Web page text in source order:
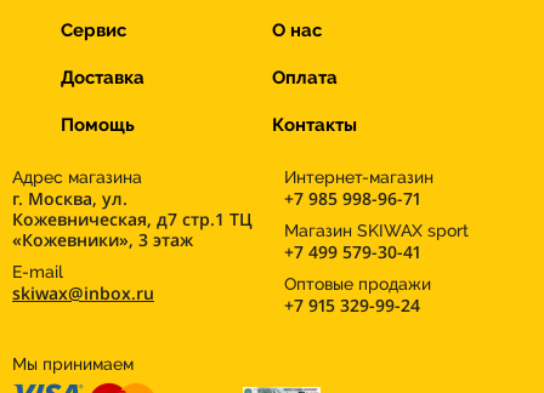
Сервис О нас
Доставка Оплата
Помощь Контакты
Адрес магазина
г. Москва, ул.
Кожевническая, д7 стр.1 ТЦ
«Кожевники», 3 этаж
E-mail
skiwax@inbox.ru
Интернет-магазин
+7 985 998-96-71
Магазин SKIWAX sport
+7 499 579-30-41
Оптовые продажи
+7 915 329-99-24
Мы принимаем